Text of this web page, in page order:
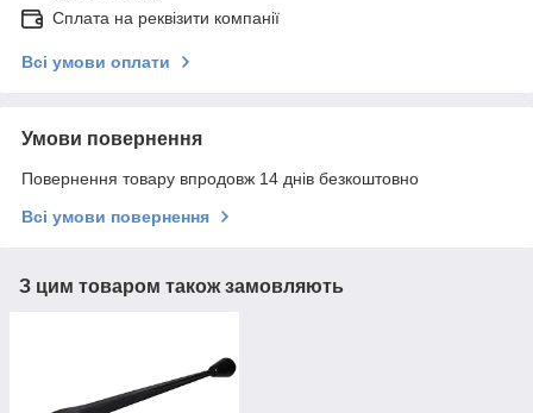
Сплата на реквізити компанії
Всі умови оплати
Умови повернення
Повернення товару впродовж 14 днів безкоштовно
Всі умови повернення
З цим товаром також замовляють